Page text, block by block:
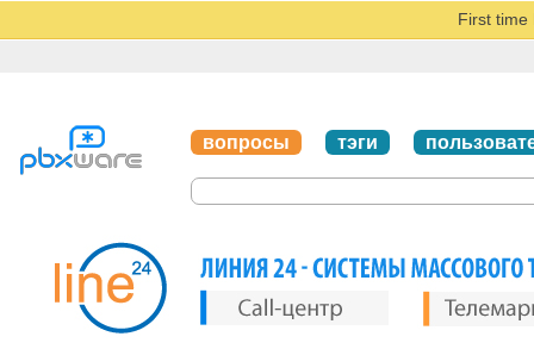
First time
вопросы тэги